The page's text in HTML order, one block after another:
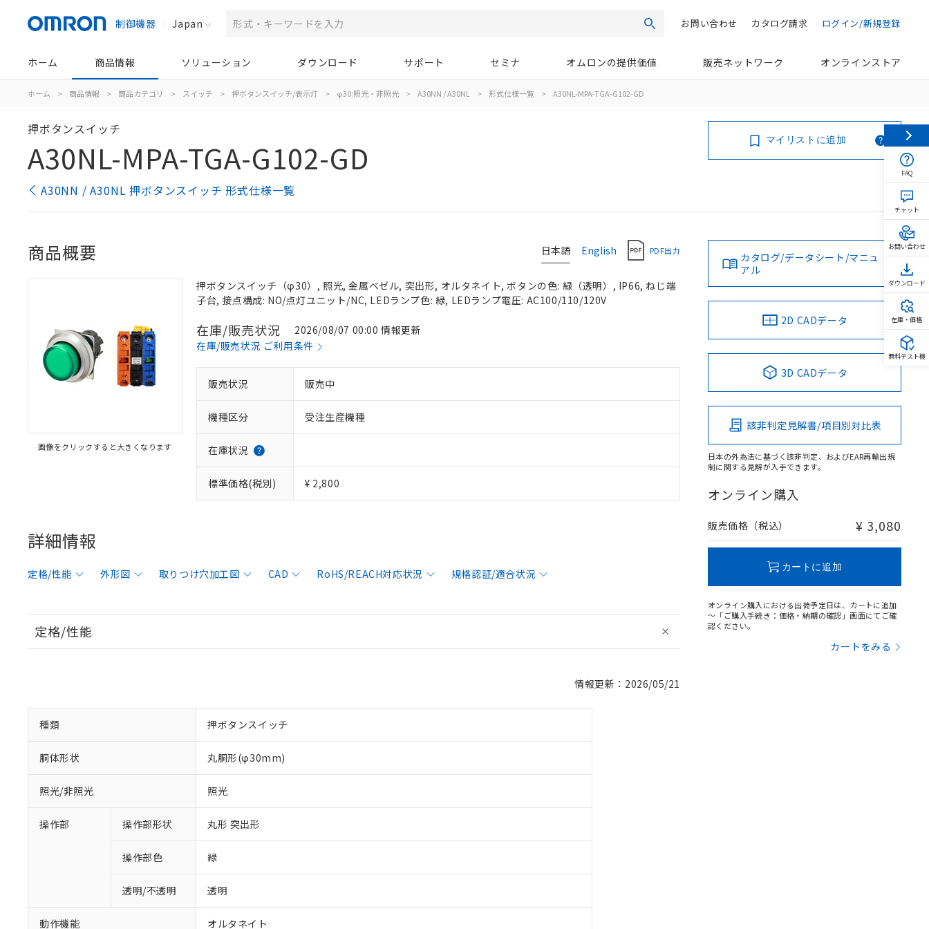
制御機器 Japan 検索 ログイン/新規登録
カタログ請求
お問い合わせ
ホーム 商品情報 ソリューション ダウンロード サポート セミナ オムロンの提供価値 販売ネットワーク オンラインストア
ホーム > 商品情報 > 商品カテゴリ > スイッチ > 押ボタンスイッチ/表示灯 > φ30:照光・非照光 > A30NN / A30NL > 形式仕様一覧 > A30NL-MPA-TGA-G102-GD
押ボタンスイッチ
A30NL-MPA-TGA-G102-GD
A30NN / A30NL 押ボタンスイッチ 形式仕様一覧
マイリストに追加
日本語 English PDF出力
商品概要
画像をクリックすると大きくなります
押ボタンスイッチ（φ30）, 照光, 金属ベゼル, 突出形, オルタネイト, ボタンの色: 緑（透明）, IP66, ねじ端
子台, 接点構成: NO/点灯ユニット/NC, LEDランプ色: 緑, LEDランプ電圧: AC100/110/120V
在庫/販売状況
2026/08/07 00:00 情報更新
在庫/販売状況 ご利用条件
販売状況 販売中
機種区分 受注生産機種
在庫状況
標準価格(税別) ¥ 2,800
詳細情報
定格/性能 外形図 取りつけ穴加工図 CAD RoHS/REACH対応状況 規格認証/適合状況
定格/性能
情報更新：2026/05/21
種類 押ボタンスイッチ
胴体形状 丸胴形(φ30mm)
照光/非照光 照光
操作部 操作部形状 丸形 突出形
操作部色 緑
透明/不透明 透明
動作機能 オルタネイト
カタログ/データシート/マニュ
アル
2D CADデータ
3D CADデータ
該非判定見解書/項目別対比表
日本の外為法に基づく該非判定、およびEAR再輸出規
制に関する見解が入手できます。
オンライン購入
販売価格（税込） ¥ 3,080
カートに追加
オンライン購入における出荷予定日は、カートに追加
～「ご購入手続き：価格・納期の確認」画面にてご確
認ください。
カートをみる
FAQ
チャット
お問い合わせ
ダウンロード
在庫・価格
無料テスト機